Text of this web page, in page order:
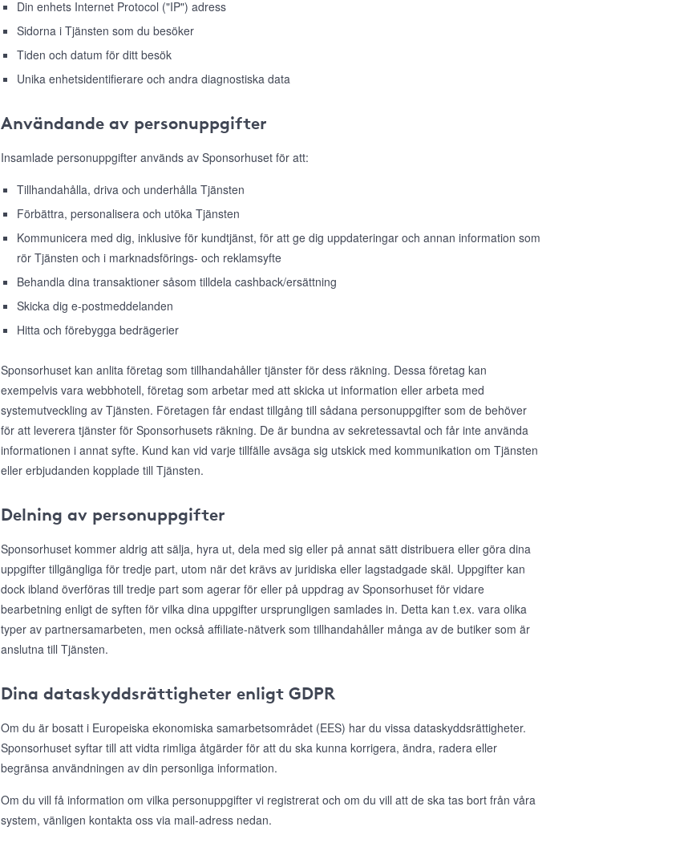
Din enhets Internet Protocol ("IP") adress
Sidorna i Tjänsten som du besöker
Tiden och datum för ditt besök
Unika enhetsidentifierare och andra diagnostiska data
Användande av personuppgifter
Insamlade personuppgifter används av Sponsorhuset för att:
Tillhandahålla, driva och underhålla Tjänsten
Förbättra, personalisera och utöka Tjänsten
Kommunicera med dig, inklusive för kundtjänst, för att ge dig uppdateringar och annan information som
rör Tjänsten och i marknadsförings- och reklamsyfte
Behandla dina transaktioner såsom tilldela cashback/ersättning
Skicka dig e-postmeddelanden
Hitta och förebygga bedrägerier
Sponsorhuset kan anlita företag som tillhandahåller tjänster för dess räkning. Dessa företag kan
exempelvis vara webbhotell, företag som arbetar med att skicka ut information eller arbeta med
systemutveckling av Tjänsten. Företagen får endast tillgång till sådana personuppgifter som de behöver
för att leverera tjänster för Sponsorhusets räkning. De är bundna av sekretessavtal och får inte använda
informationen i annat syfte. Kund kan vid varje tillfälle avsäga sig utskick med kommunikation om Tjänsten
eller erbjudanden kopplade till Tjänsten.
Delning av personuppgifter
Sponsorhuset kommer aldrig att sälja, hyra ut, dela med sig eller på annat sätt distribuera eller göra dina
uppgifter tillgängliga för tredje part, utom när det krävs av juridiska eller lagstadgade skäl. Uppgifter kan
dock ibland överföras till tredje part som agerar för eller på uppdrag av Sponsorhuset för vidare
bearbetning enligt de syften för vilka dina uppgifter ursprungligen samlades in. Detta kan t.ex. vara olika
typer av partnersamarbeten, men också affiliate-nätverk som tillhandahåller många av de butiker som är
anslutna till Tjänsten.
Dina dataskyddsrättigheter enligt GDPR
Om du är bosatt i Europeiska ekonomiska samarbetsområdet (EES) har du vissa dataskyddsrättigheter.
Sponsorhuset syftar till att vidta rimliga åtgärder för att du ska kunna korrigera, ändra, radera eller
begränsa användningen av din personliga information.
Om du vill få information om vilka personuppgifter vi registrerat och om du vill att de ska tas bort från våra
system, vänligen kontakta oss via mail-adress nedan.